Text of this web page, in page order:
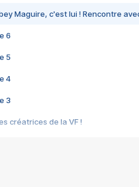
Maguire, c'est lui ! Rencontre
6
5
4
3
créatrices de la VF !